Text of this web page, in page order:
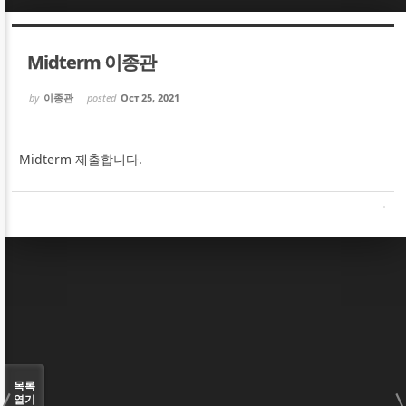
Midterm 이종관
by 이종관 posted Oct 25, 2021
Midterm 제출합니다.
목록
열기
Sketchbook5, 스케치북5
Sketchbook5, 스케치북5
Sketchbook5, 스케치북5
Sketchbook5, 스케치북5